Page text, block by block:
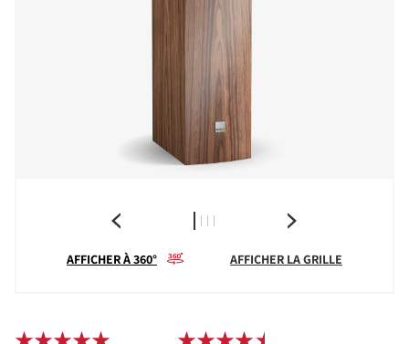
AFFICHER À 360° AFFICHER LA GRILLE